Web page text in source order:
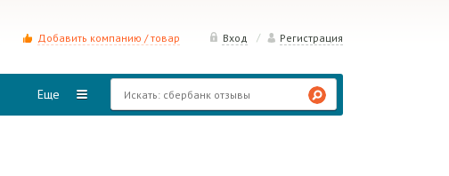
Добавить компанию / товар Вход / Регистрация
Еще